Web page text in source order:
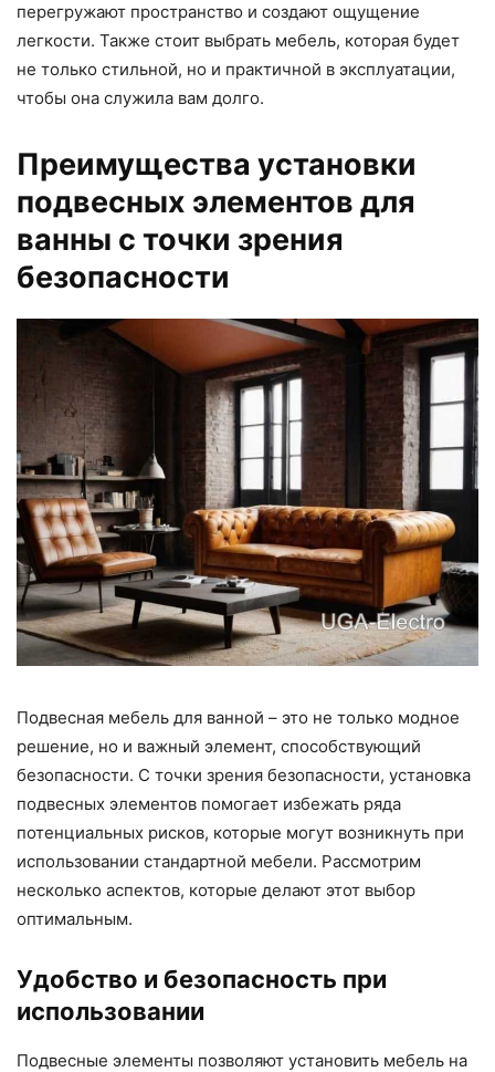
перегружают пространство и создают ощущение
легкости. Также стоит выбрать мебель, которая будет
не только стильной, но и практичной в эксплуатации,
чтобы она служила вам долго.
Преимущества установки
подвесных элементов для
ванны с точки зрения
безопасности
Подвесная мебель для ванной – это не только модное
решение, но и важный элемент, способствующий
безопасности. С точки зрения безопасности, установка
подвесных элементов помогает избежать ряда
потенциальных рисков, которые могут возникнуть при
использовании стандартной мебели. Рассмотрим
несколько аспектов, которые делают этот выбор
оптимальным.
Удобство и безопасность при
использовании
Подвесные элементы позволяют установить мебель на